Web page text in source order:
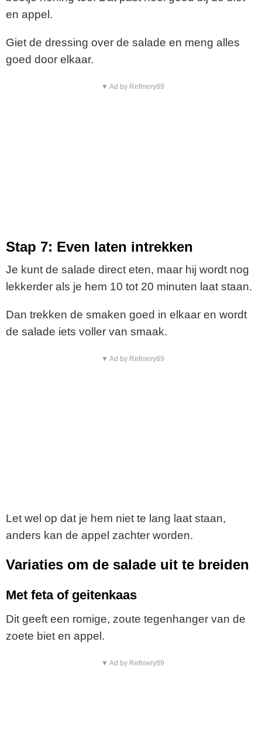
en appel.
Giet de dressing over de salade en meng alles
goed door elkaar.
▼ Ad by Refinery89
Stap 7: Even laten intrekken
Je kunt de salade direct eten, maar hij wordt nog
lekkerder als je hem 10 tot 20 minuten laat staan.
Dan trekken de smaken goed in elkaar en wordt
de salade iets voller van smaak.
▼ Ad by Refinery89
Let wel op dat je hem niet te lang laat staan,
anders kan de appel zachter worden.
Variaties om de salade uit te breiden
Met feta of geitenkaas
Dit geeft een romige, zoute tegenhanger van de
zoete biet en appel.
▼ Ad by Refinery89